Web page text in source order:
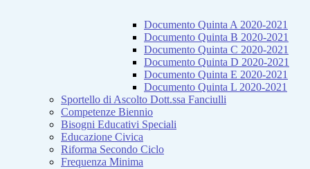
Documento Quinta A 2020-2021
Documento Quinta B 2020-2021
Documento Quinta C 2020-2021
Documento Quinta D 2020-2021
Documento Quinta E 2020-2021
Documento Quinta L 2020-2021
Sportello di Ascolto Dott.ssa Fanciulli
Competenze Biennio
Bisogni Educativi Speciali
Educazione Civica
Riforma Secondo Ciclo
Frequenza Minima